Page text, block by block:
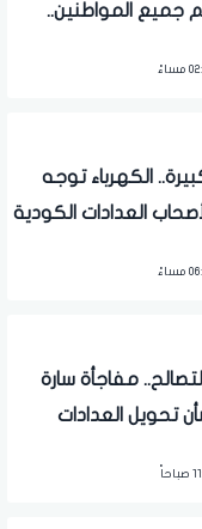
جميع المواطنين..
الكهرباء توجه
العدادات الكودية
مفاجأة سارة
تحويل العدادات